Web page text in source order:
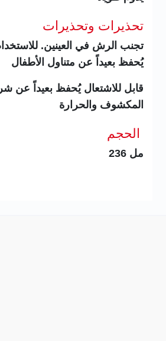
تحذيرات وتحذيرات
تجنب الرش في العينين.
يُحفظ بعيداً عن متناول الأطفال
قابل للاشتعال يُحفظ بعيداً عن
المكشوف والحرارة
236 مل